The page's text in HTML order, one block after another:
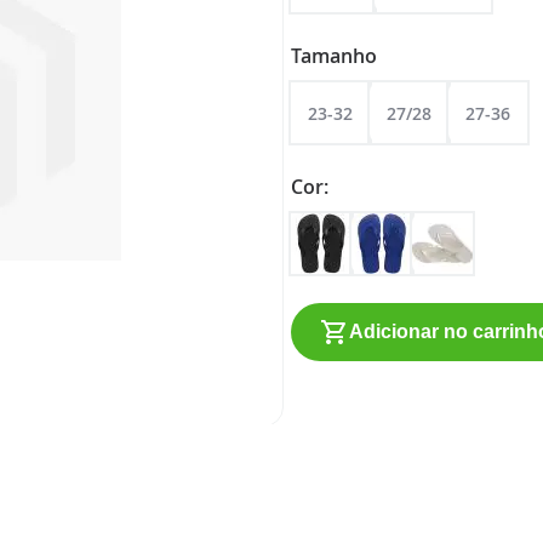
Tamanho
23-32 27/28 27-36
Cor
Adicionar no